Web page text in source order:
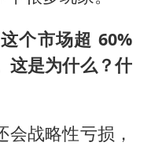
个市场超 60%
这是为什么？什
会战略性亏损，